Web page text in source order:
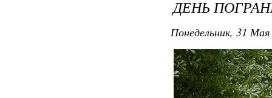
ДЕНЬ
Понедельник, 31